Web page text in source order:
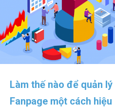
Làm thế nào để quản lý
Fanpage một cách hiệu